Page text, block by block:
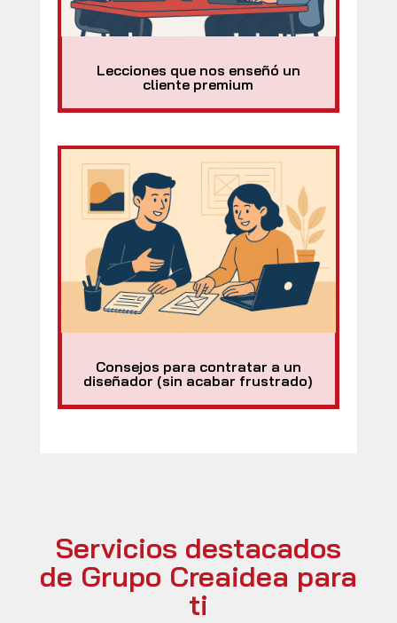
Lecciones que nos enseñó un
cliente premium
Consejos para contratar a un
diseñador (sin acabar frustrado)
Servicios destacados
de Grupo Creaidea para
ti